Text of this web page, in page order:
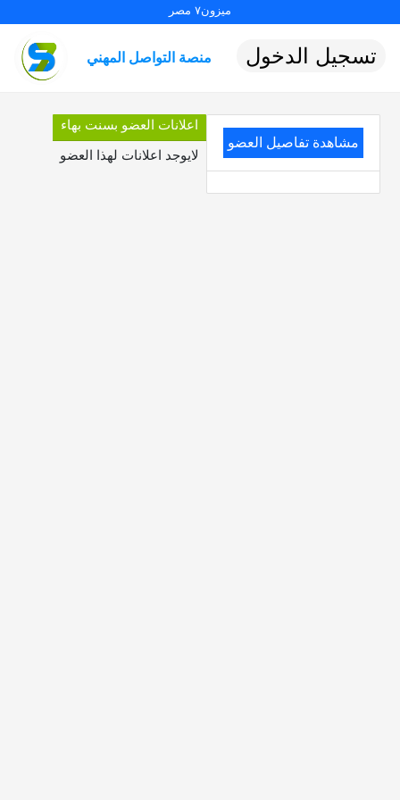
ميزون٧ مصر
منصة التواصل المهني تسجيل الدخول
مشاهدة تفاصيل العضو
اعلانات العضو بسنت بهاء
لايوجد اعلانات لهذا العضو